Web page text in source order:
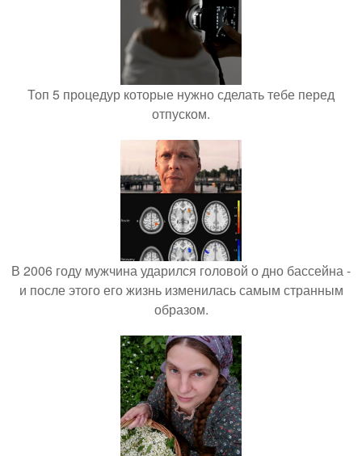
Топ 5 процедур которые нужно сделать тебе перед
отпуском.
В 2006 году мужчина ударился головой о дно бассейна -
и после этого его жизнь изменилась самым странным
образом.